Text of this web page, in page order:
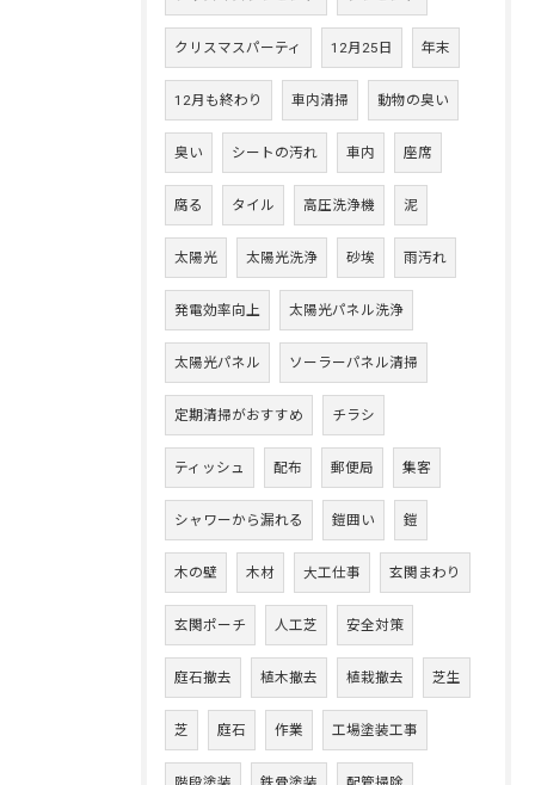
クリスマスパーティ 12月25日 年末
12月も終わり 車内清掃 動物の臭い
臭い シートの汚れ 車内 座席
腐る タイル 高圧洗浄機 泥
太陽光 太陽光洗浄 砂埃 雨汚れ
発電効率向上 太陽光パネル洗浄
太陽光パネル ソーラーパネル清掃
定期清掃がおすすめ チラシ
ティッシュ 配布 郵便局 集客
シャワーから漏れる 鎧囲い 鎧
木の壁 木材 大工仕事 玄関まわり
玄関ポーチ 人工芝 安全対策
庭石撤去 植木撤去 植栽撤去 芝生
芝 庭石 作業 工場塗装工事